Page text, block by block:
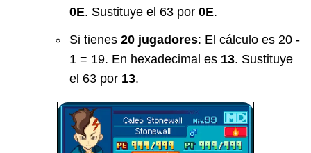
0E. Sustituye el 63 por 0E.
Si tienes 20 jugadores: El cálculo es 20 -
1 = 19. En hexadecimal es 13. Sustituye
el 63 por 13.